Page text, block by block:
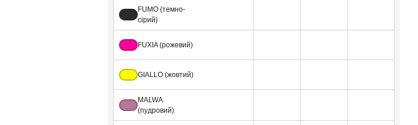
FUMO (темно-
сірий)
FUXIA (рожевий)
GIALLO (жовтий)
MALWA
(пудровий)